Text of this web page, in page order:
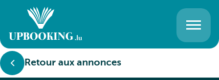
Retour aux annonces